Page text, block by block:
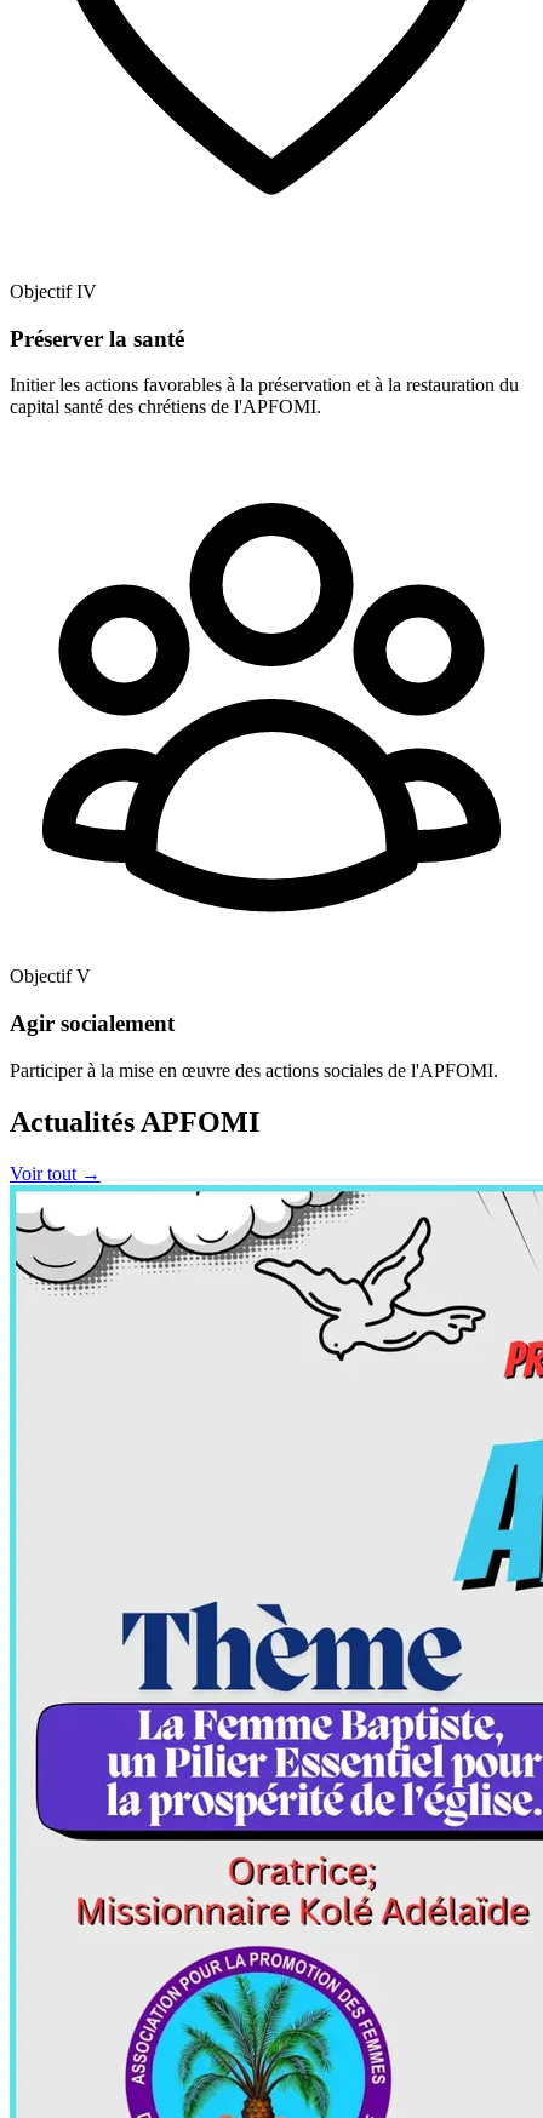
Objectif IV
Préserver la santé
Initier les actions favorables à la préservation et à la restauration du
capital santé des chrétiens de l'APFOMI.
Objectif V
Agir socialement
Participer à la mise en œuvre des actions sociales de l'APFOMI.
Actualités APFOMI
Voir tout →